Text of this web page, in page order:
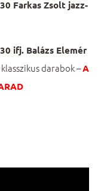
Farkas Zsolt jazz-
ifj. Balázs Elemér
darabok –A